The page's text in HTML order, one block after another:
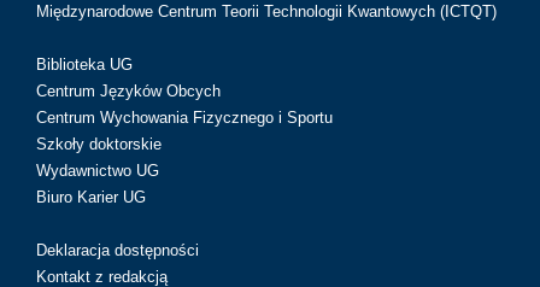
Międzynarodowe Centrum Teorii Technologii Kwantowych (ICTQT)
Biblioteka UG
Centrum Języków Obcych
Centrum Wychowania Fizycznego i Sportu
Szkoły doktorskie
Wydawnictwo UG
Biuro Karier UG
Deklaracja dostępności
Kontakt z redakcją